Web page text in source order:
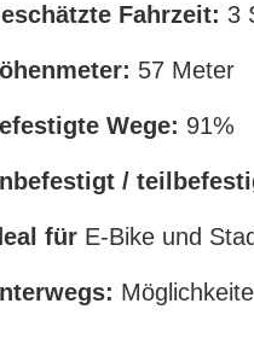
Fahrzeit: 3
57 Meter
Wege: 91%
/
für E-Bike und